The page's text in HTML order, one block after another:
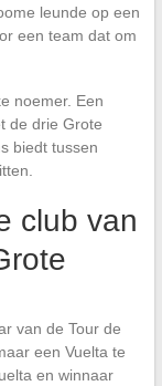
leunde op een
een team dat om
noemer. Een
de drie Grote
biedt tussen
club van
van de Tour de
een Vuelta te
en winnaar